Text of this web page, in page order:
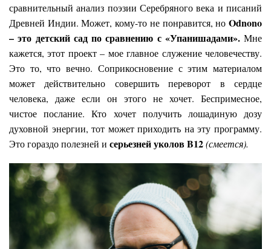
сравнительный анализ поэзии Серебряного века и писаний
Древней Индии. Может, кому-то не понравится, но Odnono
– это детский сад по сравнению с «Упанишадами».Мне
кажется, этот проект – мое главное служение человечеству.
Это то, что вечно. Соприкосновение с этим материалом
может действительно совершить переворот в сердце
человека, даже если он этого не хочет. Беспримесное,
чистое послание. Кто хочет получить лошадиную дозу
духовной энергии, тот может приходить на эту программу.
Это гораздо полезней и серьезней уколов B12(смеется).